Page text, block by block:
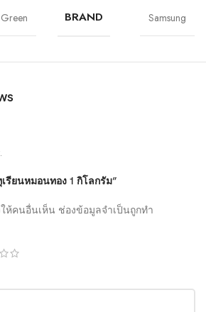
MagSafe Power & Cables
Green BRAND Samsung
เรียนหมอนทอง 1 กิโลกรัม”
ห้คนอื่นเห็น ช่องข้อมูลจำเป็นถูกทำ